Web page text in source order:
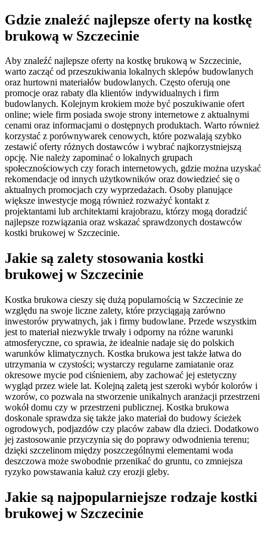
Gdzie znaleźć najlepsze oferty na kostkę
brukową w Szczecinie
Aby znaleźć najlepsze oferty na kostkę brukową w Szczecinie,
warto zacząć od przeszukiwania lokalnych sklepów budowlanych
oraz hurtowni materiałów budowlanych. Często oferują one
promocje oraz rabaty dla klientów indywidualnych i firm
budowlanych. Kolejnym krokiem może być poszukiwanie ofert
online; wiele firm posiada swoje strony internetowe z aktualnymi
cenami oraz informacjami o dostępnych produktach. Warto również
korzystać z porównywarek cenowych, które pozwalają szybko
zestawić oferty różnych dostawców i wybrać najkorzystniejszą
opcję. Nie należy zapominać o lokalnych grupach
społecznościowych czy forach internetowych, gdzie można uzyskać
rekomendacje od innych użytkowników oraz dowiedzieć się o
aktualnych promocjach czy wyprzedażach. Osoby planujące
większe inwestycje mogą również rozważyć kontakt z
projektantami lub architektami krajobrazu, którzy mogą doradzić
najlepsze rozwiązania oraz wskazać sprawdzonych dostawców
kostki brukowej w Szczecinie.
Jakie są zalety stosowania kostki
brukowej w Szczecinie
Kostka brukowa cieszy się dużą popularnością w Szczecinie ze
względu na swoje liczne zalety, które przyciągają zarówno
inwestorów prywatnych, jak i firmy budowlane. Przede wszystkim
jest to materiał niezwykle trwały i odporny na różne warunki
atmosferyczne, co sprawia, że idealnie nadaje się do polskich
warunków klimatycznych. Kostka brukowa jest także łatwa do
utrzymania w czystości; wystarczy regularne zamiatanie oraz
okresowe mycie pod ciśnieniem, aby zachować jej estetyczny
wygląd przez wiele lat. Kolejną zaletą jest szeroki wybór kolorów i
wzorów, co pozwala na stworzenie unikalnych aranżacji przestrzeni
wokół domu czy w przestrzeni publicznej. Kostka brukowa
doskonale sprawdza się także jako materiał do budowy ścieżek
ogrodowych, podjazdów czy placów zabaw dla dzieci. Dodatkowo
jej zastosowanie przyczynia się do poprawy odwodnienia terenu;
dzięki szczelinom między poszczególnymi elementami woda
deszczowa może swobodnie przenikać do gruntu, co zmniejsza
ryzyko powstawania kałuż czy erozji gleby.
Jakie są najpopularniejsze rodzaje kostki
brukowej w Szczecinie